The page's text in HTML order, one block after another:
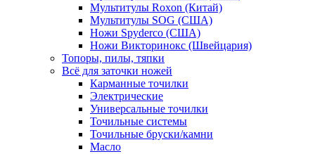
Мультитулы Roxon (Китай)
Мультитулы SOG (США)
Ножи Spyderco (США)
Ножи Викторинокс (Швейцария)
Топоры, пилы, тяпки
Всё для заточки ножей
Карманные точилки
Электрические
Универсальные точилки
Точильные системы
Точильные бруски/камни
Масло